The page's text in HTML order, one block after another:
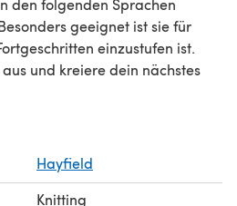
den folgenden Sprachen
geeignet ist sie für
einzustufen ist.
und kreiere dein nächstes
Hayfield
Knitting